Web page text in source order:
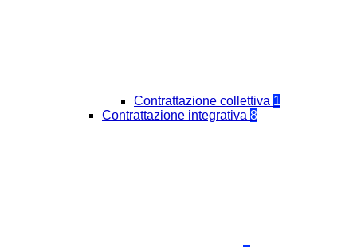
Contrattazione collettiva 1
Contrattazione integrativa 8